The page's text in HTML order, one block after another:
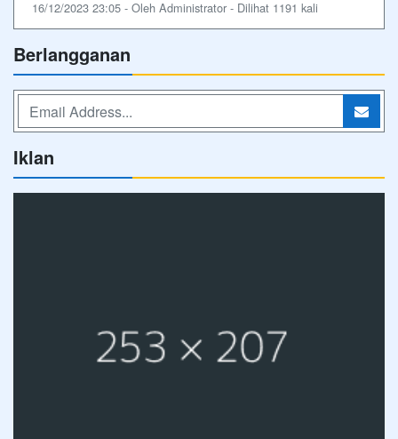
16/12/2023 23:05 - Oleh Administrator - Dilihat 1191 kali
Berlangganan
Iklan